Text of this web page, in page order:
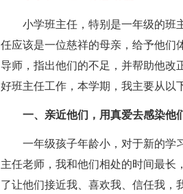
小学班主任，特别是一年级的班主
任应该是一位慈祥的母亲，给予他们
导师，指出他们的不足，并帮助他改
好班主任工作，本学期，我主要从以
一、亲近他们，用真爱去感染他
一年级孩子年龄小，对于新的学习
主任老师，我和他们相处的时间最长
了让他们接近我、喜欢我、信任我，